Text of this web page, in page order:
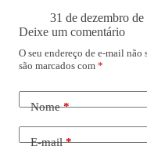
31 de dezembro
Deixe um comentário
O seu endereço de e-mail não
são marcados com *
Nome*
E-mail*